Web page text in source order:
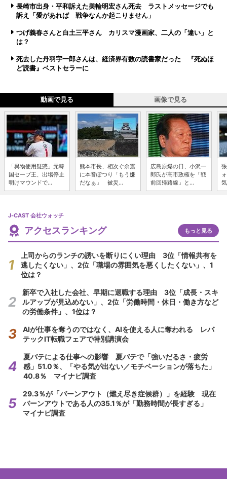
長崎市出身・平和訴えた美輪明宏さん死去 ラストメッセージでも
訴え「愛があれば 戦争なんか起こりません」
つげ義春さんと白土三平さん カリスマ漫画家、二人の「違い」と
は？
死去した丹羽宇一郎さんは、経済界有数の読書家だった 『死ぬほ
ど読書』ベストセラーに
動画で見る 画像で見る
「異物使用疑惑」元韓
国セーブ王、出場停止
明けマウンドで...
熊本市長、相次ぐ余震
に本音ぽつり「もう嫌
だなぁ」 被災...
広島原爆の日、小沢一
郎氏が高市政権を「戦
前回帰路線」と...
J-CAST 会社ウォッチ
アクセスランキング もっと見る
上司からのランチの誘いを断りにくい理由 3位「情報共有を
逃したくない」、2位「職場の雰囲気を悪くしたくない」、1
位は？
新卒で入社した会社、早期に退職する理由 3位「成長・スキ
ルアップが見込めない」、2位「労働時間・休日・働き方など
の労働条件」、1位は？
AIが仕事を奪うのではなく、AIを使える人に奪われる レバ
テックIT転職フェアで特別講演会
夏バテによる仕事への影響 夏バテで「強いだるさ・疲労
感」51.0％、「やる気が出ない／モチベーションが落ちた」
40.8％ マイナビ調査
29.3％が「バーンアウト（燃え尽き症候群）」を経験 現在
バーンアウトである人の35.1％が「勤務時間が長すぎる」
マイナビ調査